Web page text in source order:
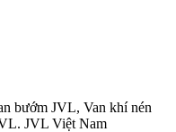
bướm JVL, Van khí nén
JVL Việt Nam